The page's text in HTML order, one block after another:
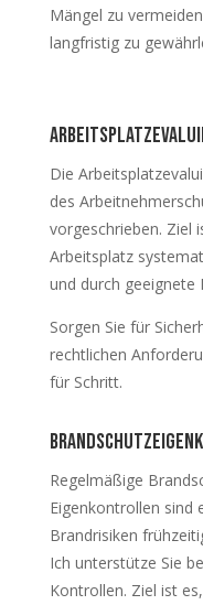
Mängel zu
langfristig zu
Die
des
vorgeschrieben. Ziel
Arbeitsplatz
und durch geeignete
Sorgen Sie für
rechtlichen
für Schritt.
Regelmäßige
Eigenkontrollen sind
Brandrisiken
Ich unterstütze Sie
Kontrollen. Ziel ist